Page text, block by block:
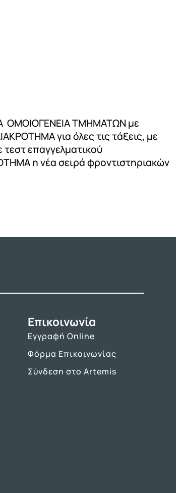
ΟΜΟΙΟΓΕΝΕΙΑ ΤΜΗΜΑΤΩΝ με
για όλες τις τάξεις, με
επαγγελματικού
η νέα σειρά φροντιστηριακών
Επικοινωνία
Εγγραφή Online
Φόρμα Επικοινωνίας
Σύνδεση στο Artemis